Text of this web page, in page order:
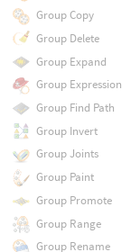
Group Copy
Group Delete
Group Expand
Group Expression
Group Find Path
Group Invert
Group Joints
Group Paint
Group Promote
Group Range
Group Rename